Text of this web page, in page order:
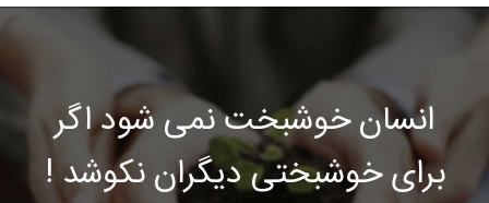
انسان خوشبخت نمی شود اگر
برای خوشبختی دیگران نکوشد !